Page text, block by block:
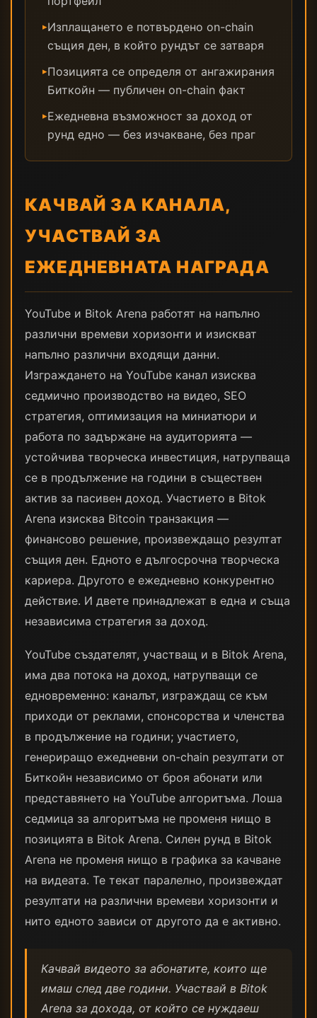
▸Изплащането е потвърдено on-chain
същия ден, в който рундът се затваря
▸Позицията се определя от ангажирания
Биткойн — публичен on-chain факт
▸Ежедневна възможност за доход от
рунд едно — без изчакване, без праг
КАЧВАЙ ЗА КАНАЛА,
УЧАСТВАЙ ЗА
ЕЖЕДНЕВНАТА НАГРАДА
YouTube и Bitok Arena работят на напълно
различни времеви хоризонти и изискват
напълно различни входящи данни.
Изграждането на YouTube канал изисква
седмично производство на видео, SEO
стратегия, оптимизация на миниатюри и
работа по задържане на аудиторията —
устойчива творческа инвестиция, натрупваща
се в продължение на години в съществен
актив за пасивен доход. Участието в Bitok
Arena изисква Bitcoin транзакция —
финансово решение, произвеждащо резултат
същия ден. Едното е дългосрочна творческа
кариера. Другото е ежедневно конкурентно
действие. И двете принадлежат в една и съща
независима стратегия за доход.
YouTube създателят, участващ и в Bitok Arena,
има два потока на доход, натрупващи се
едновременно: каналът, изграждащ се към
приходи от реклами, спонсорства и членства
в продължение на години; участието,
генериращо ежедневни on-chain резултати от
Биткойн независимо от броя абонати или
представянето на YouTube алгоритъма. Лоша
седмица за алгоритъма не променя нищо в
позицията в Bitok Arena. Силен рунд в Bitok
Arena не променя нищо в графика за качване
на видеата. Те текат паралелно, произвеждат
резултати на различни времеви хоризонти и
нито едното зависи от другото да е активно.
Качвай видеото за абонатите, които ще
имаш след две години. Участвай в Bitok
Arena за дохода, от който се нуждаеш